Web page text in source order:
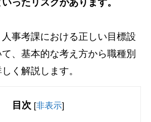
事考課における正しい目標設
、基本的な考え方から職種別
く解説します。
目次 [非表示]